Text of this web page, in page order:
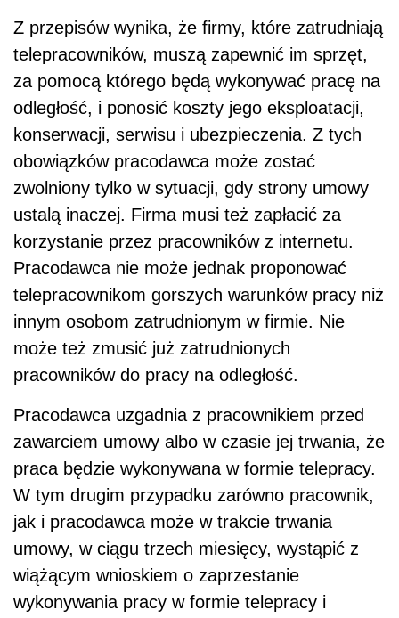
Z przepisów wynika, że firmy, które zatrudniają
telepracowników, muszą zapewnić im sprzęt,
za pomocą którego będą wykonywać pracę na
odległość, i ponosić koszty jego eksploatacji,
konserwacji, serwisu i ubezpieczenia. Z tych
obowiązków pracodawca może zostać
zwolniony tylko w sytuacji, gdy strony umowy
ustalą inaczej. Firma musi też zapłacić za
korzystanie przez pracowników z internetu.
Pracodawca nie może jednak proponować
telepracownikom gorszych warunków pracy niż
innym osobom zatrudnionym w firmie. Nie
może też zmusić już zatrudnionych
pracowników do pracy na odległość.
Pracodawca uzgadnia z pracownikiem przed
zawarciem umowy albo w czasie jej trwania, że
praca będzie wykonywana w formie telepracy.
W tym drugim przypadku zarówno pracownik,
jak i pracodawca może w trakcie trwania
umowy, w ciągu trzech miesięcy, wystąpić z
wiążącym wnioskiem o zaprzestanie
wykonywania pracy w formie telepracy i